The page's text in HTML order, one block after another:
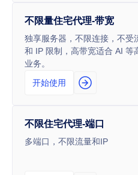
不限量住宅代理-带宽
独享服务器，不限连接，不受
和 IP 限制，高带宽适合 AI 等
业务。
开始使用
不限住宅代理-端口
多端口，不限流量和IP